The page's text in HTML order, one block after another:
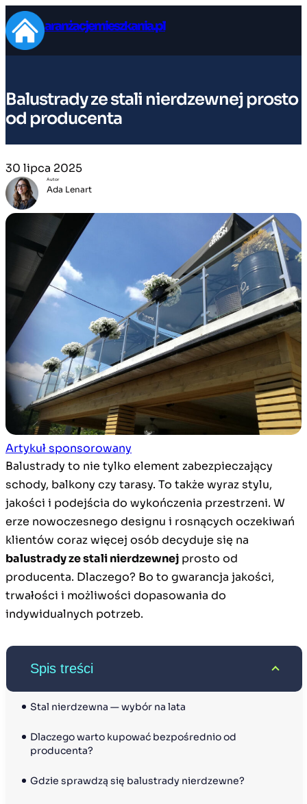
Przejdź
do
treści
aranżacjemieszkania.pl
Balustrady ze stali nierdzewnej prosto
od producenta
30 lipca 2025
Autor
Ada Lenart
Artykuł sponsorowany
Balustrady to nie tylko element zabezpieczający
schody, balkony czy tarasy. To także wyraz stylu,
jakości i podejścia do wykończenia przestrzeni. W
erze nowoczesnego designu i rosnących oczekiwań
klientów coraz więcej osób decyduje się na
balustrady ze stali nierdzewnej prosto od
producenta. Dlaczego? Bo to gwarancja jakości,
trwałości i możliwości dopasowania do
indywidualnych potrzeb.
Spis treści
Stal nierdzewna — wybór na lata
Dlaczego warto kupować bezpośrednio od
producenta?
Gdzie sprawdzą się balustrady nierdzewne?